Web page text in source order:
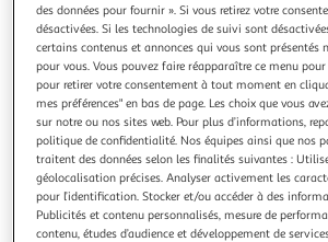
DISNEY PRINCESSES - LOVE
MAGIQUES - MYSTERES, Marie
Un livre de coloriages surprises, adapté
ans ! Dans chacune des 23 illustrations
cache un dessin surprise ! Pour révéler l'illustration mystère
sur chaque page, il suffit de colorier
grille selon le code couleurs indiqué et
En savoir +
Vous voulez connaître le prix de
des données pour fournir ». Si vous retirez votre
désactivées. Si les technologies de suivi sont
certains contenus et annonces qui vous sont présentés
pour vous. Vous pouvez faire réapparaître ce menu
pour retirer votre consentement à tout moment en
mes préférences" en bas de page. Les choix que vous
sur notre ou nos sites web. Pour plus d’informations,
politique de confidentialité. Nos équipes ainsi que nos
traitent des données selon les finalités suivantes :
géolocalisation précises. Analyser activement les
pour l’identification. Stocker et/ou accéder à des
Publicités et contenu personnalisés, mesure de
contenu, études d’audience et développement de